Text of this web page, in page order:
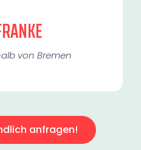
von Bremen​
anfragen!